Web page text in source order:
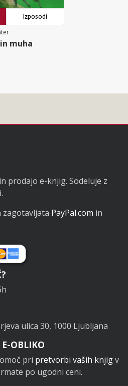
Izposodi
muha
prodajo e-knjig. Sodeluje z
zagotavljata PayPal.com in
ulica 30, 1000 Ljubljana
E-OBLIKO
pri pretvorbi vaših knjigv
po ugodni ceni.